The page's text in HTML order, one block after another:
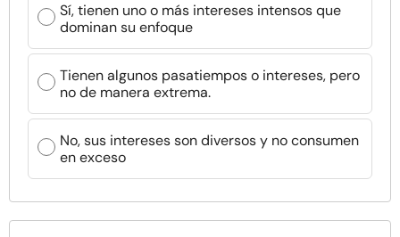
Sí, tienen uno o más intereses intensos que
dominan su enfoque
Tienen algunos pasatiempos o intereses, pero
no de manera extrema.
No, sus intereses son diversos y no consumen
en exceso